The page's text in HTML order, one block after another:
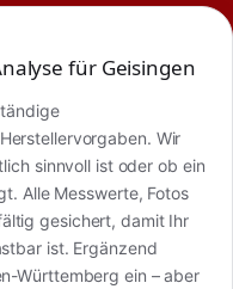
für Geisingen
Wir
sinnvoll ist oder ob ein
Alle Messwerte, Fotos
gesichert, damit Ihr
ist. Ergänzend
Württemberg ein – aber